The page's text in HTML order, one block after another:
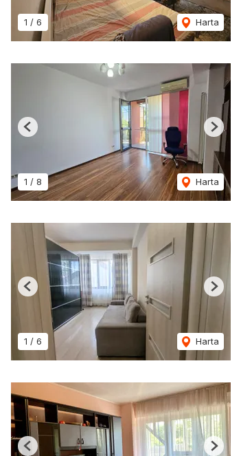
1 / 6 Harta
1 / 8 Harta
Previous Next
1 / 6 Harta
Previous Next
Previous Next